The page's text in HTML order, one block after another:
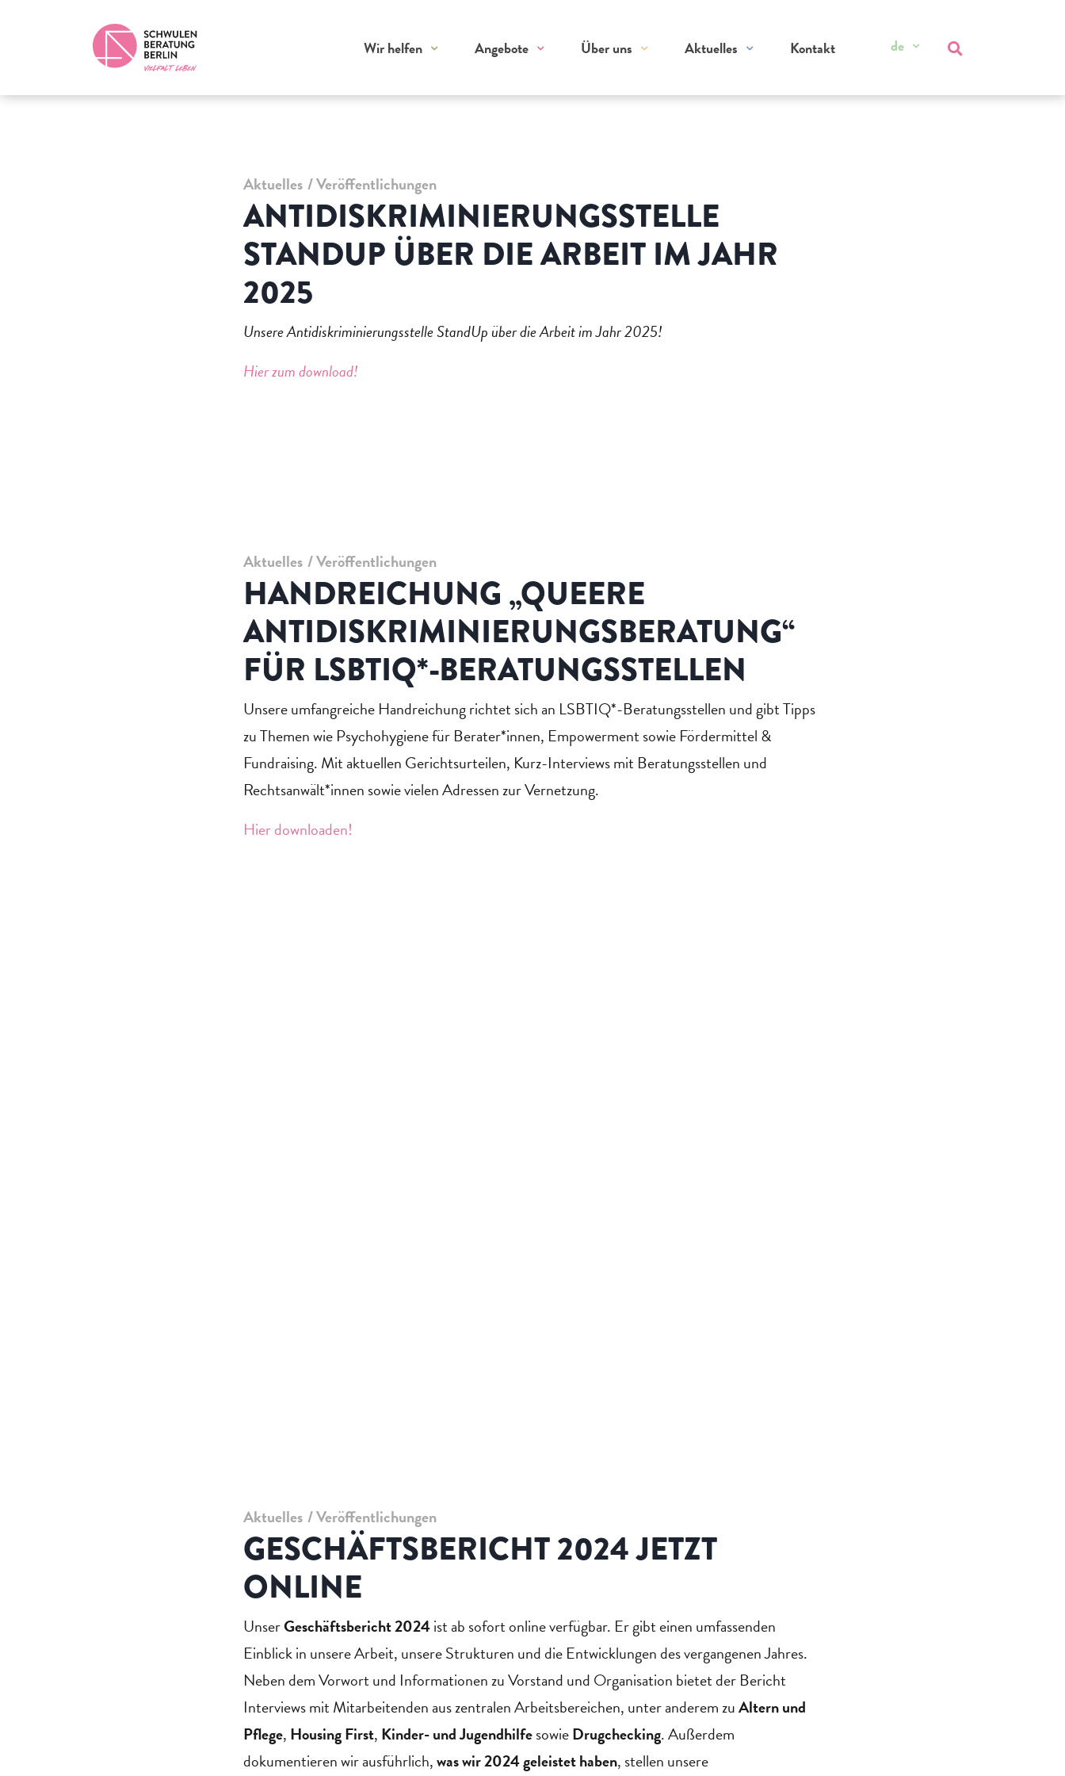
Wir helfen Angebote Über uns Aktuelles Kontakt de
Aktuelles Veröffentlichungen
ANTIDISKRIMINIERUNGSSTELLE
STANDUP ÜBER DIE ARBEIT IM JAHR
2025
Unsere Antidiskriminierungsstelle StandUp über die Arbeit im Jahr 2025!
Hier zum download!
Aktuelles Veröffentlichungen
HANDREICHUNG „QUEERE
ANTIDISKRIMINIERUNGSBERATUNG“
FÜR LSBTIQ*-BERATUNGSSTELLEN
Unsere umfangreiche Handreichung richtet sich an LSBTIQ*-Beratungsstellen und gibt Tipps
zu Themen wie Psychohygiene für Berater*innen, Empowerment sowie Fördermittel &
Fundraising. Mit aktuellen Gerichtsurteilen, Kurz-Interviews mit Beratungsstellen und
Rechtsanwält*innen sowie vielen Adressen zur Vernetzung.
Hier downloaden!
Aktuelles Veröffentlichungen
GESCHÄFTSBERICHT 2024 JETZT
ONLINE
UnserGeschäftsbericht 2024ist ab sofort online verfügbar. Er gibt einen umfassenden
Einblick in unsere Arbeit, unsere Strukturen und die Entwicklungen des vergangenen Jahres.
Neben dem Vorwort und Informationen zu Vorstand und Organisation bietet der Bericht
Interviews mit Mitarbeitenden aus zentralen Arbeitsbereichen, unter anderem zuAltern und
Pflege, Housing First, Kinder- und JugendhilfesowieDrugchecking. Außerdem
dokumentieren wir ausführlich,was wir 2024 geleistet haben, stellen unsere